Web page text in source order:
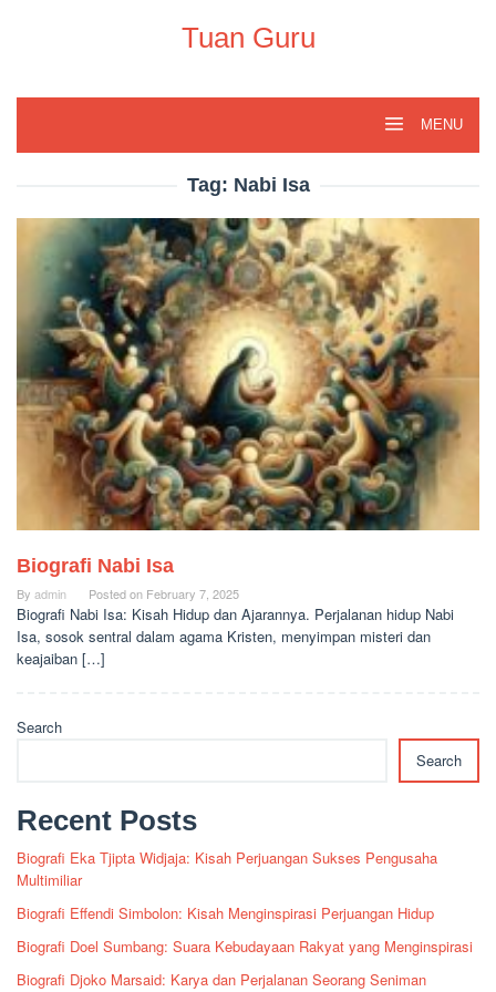
Tuan Guru
MENU
Tag: Nabi Isa
Biografi Nabi Isa
By admin Posted on February 7, 2025
Biografi Nabi Isa: Kisah Hidup dan Ajarannya. Perjalanan hidup Nabi
Isa, sosok sentral dalam agama Kristen, menyimpan misteri dan
keajaiban […]
Search
Search
Recent Posts
Biografi Eka Tjipta Widjaja: Kisah Perjuangan Sukses Pengusaha
Multimiliar
Biografi Effendi Simbolon: Kisah Menginspirasi Perjuangan Hidup
Biografi Doel Sumbang: Suara Kebudayaan Rakyat yang Menginspirasi
Biografi Djoko Marsaid: Karya dan Perjalanan Seorang Seniman